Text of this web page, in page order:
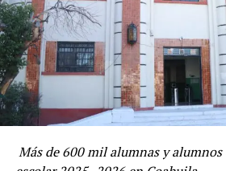
“Invito a toda la comunidad
esfuerzo y dedicación en esta
escolar, a seguir construyendo
seguros y de calidad, y a
actividades y programas que
Educación para fortalecer la
Más de 600 mil alumnas y